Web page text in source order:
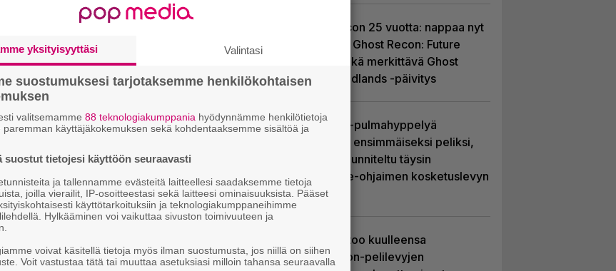
myös tietokoneille sekä
Ghost Recon 25 vuotta: nappaa nyt
ilmaiseksi Ghost Recon: Future
Soldier sekä merkittävä Ghost
Recon Wildlands -päivitys
3
Uutta PS5-pulmahyppelyä
kuvaillaan ensimmäiseksi peliksi,
joka on suunniteltu täysin
DualSense-ohjaimen kosketuslevyn
ympärille
4
Sony kertoo kuulleensa
PlayStation-pelilevyjen
yksityisyyttäsi Valintasi
suostumuksesi tarjotaksemme henkilökohtaisen
valitsemamme 88 teknologiakumppania hyödynnämme henkilötietoja
käyttäjäkokemuksen sekä kohdentaaksemme sisältöä ja
suostut tietojesi käyttöön seuraavasti
ja tallennamme evästeitä laitteellesi saadaksemme tietoja
joilla vierailit, IP-osoitteestasi sekä laitteesi ominaisuuksista. Pääset
käyttötarkoituksiin ja teknologiakumppaneihimme
Hylkääminen voi vaikuttaa sivuston toimivuuteen ja
voivat käsitellä tietoja myös ilman suostumusta, jos niillä on siihen
Voit vastustaa tätä tai muuttaa asetuksiasi milloin tahansa seuraavalla